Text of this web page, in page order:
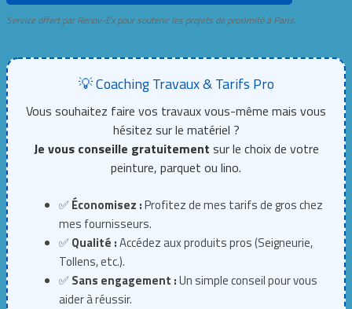
Service offert par Renov-Ex pour soutenir les projets de proximité à Paris.
💡 Coaching Travaux & Tarifs Pro
Vous souhaitez faire vos travaux vous-même mais vous
hésitez sur le matériel ?
Je vous conseille gratuitement sur le choix de votre
peinture, parquet ou lino.
✅Économisez :Profitez de mes tarifs de gros chez
mes fournisseurs.
✅Qualité :Accédez aux produits pros (Seigneurie,
Tollens, etc.).
✅Sans engagement :Un simple conseil pour vous
aider à réussir.